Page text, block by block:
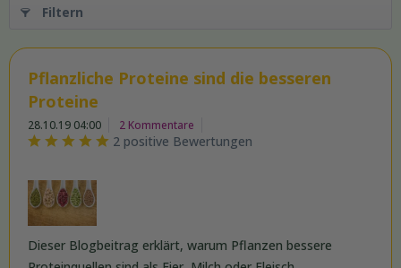
Filtern
Pflanzliche Proteine sind die besseren
Proteine
28.10.19 04:00 2 Kommentare
2 positive Bewertungen
Dieser Blogbeitrag erklärt, warum Pflanzen bessere